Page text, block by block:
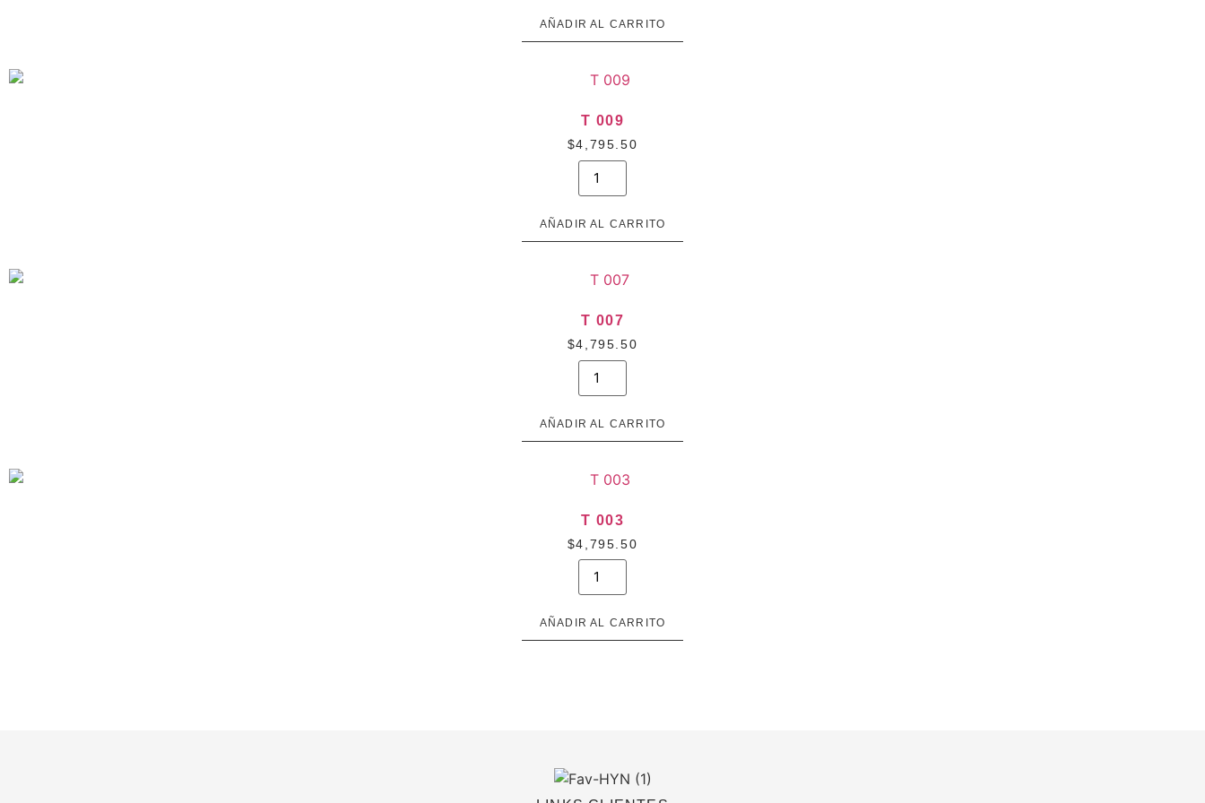
Indeleble
cantidad
AÑADIR AL CARRITO
T 009
$4,795.50
T
009
cantidad
AÑADIR AL CARRITO
T 007
$4,795.50
T
007
cantidad
AÑADIR AL CARRITO
T 003
$4,795.50
T
003
cantidad
AÑADIR AL CARRITO